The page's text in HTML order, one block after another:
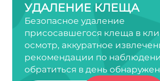
УДАЛЕНИЕ КЛЕЩА
Безопасное удаление
присосавшегося клеща в
осмотр, аккуратное
рекомендации по
обратиться в день